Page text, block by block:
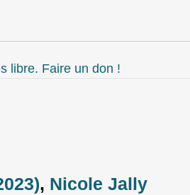
libre. Faire un don !
, Nicole Jally